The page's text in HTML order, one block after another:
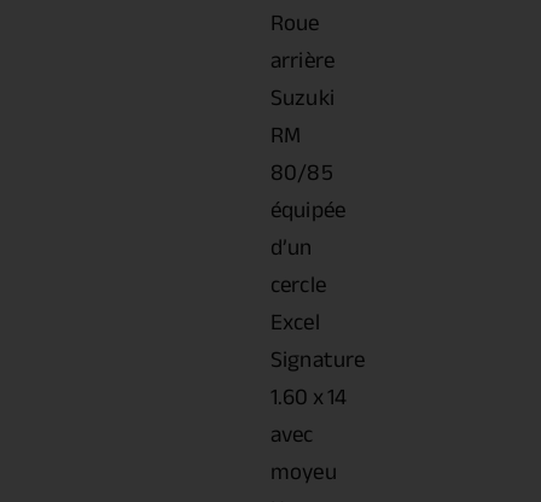
Roue
arrière
Suzuki
RM
80/85
équipée
d’un
cercle
Excel
Signature
1.60 x 14
avec
moyeu